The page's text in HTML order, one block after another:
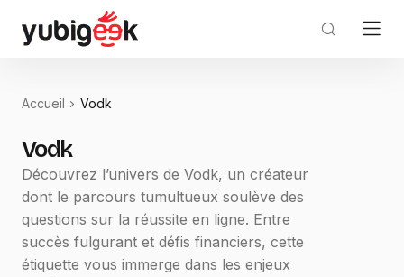
Accueil Vodk
Vodk
Découvrez l’univers de Vodk, un créateur
dont le parcours tumultueux soulève des
questions sur la réussite en ligne. Entre
succès fulgurant et défis financiers, cette
étiquette vous immerge dans les enjeux